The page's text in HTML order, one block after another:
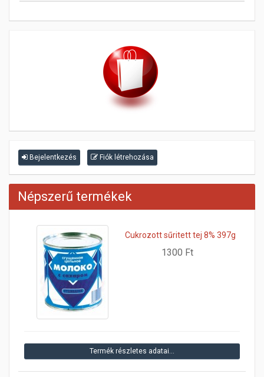
Bejelentkezés Fiók létrehozása
Népszerű termékek
Cukrozott sűritett tej 8% 397g
1300 Ft
Termék részletes adatai…